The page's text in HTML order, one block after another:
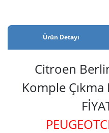
Ürün Detayı
Citroen
Komple